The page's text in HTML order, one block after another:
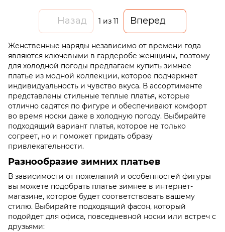
Назад 1 из 11 Вперед
Женственные наряды независимо от времени года
являются ключевыми в гардеробе женщины, поэтому
для холодной погоды предлагаем купить зимнее
платье из модной коллекции, которое подчеркнет
индивидуальность и чувство вкуса. В ассортименте
представлены стильные теплые платья, которые
отлично садятся по фигуре и обеспечивают комфорт
во время носки даже в холодную погоду. Выбирайте
подходящий вариант платья, которое не только
согреет, но и поможет придать образу
привлекательности.
Разнообразие зимних платьев
В зависимости от пожеланий и особенностей фигуры
вы можете подобрать платье зимнее в интернет-
магазине, которое будет соответствовать вашему
стилю. Выбирайте подходящий фасон, который
подойдет для офиса, повседневной носки или встреч с
друзьями: